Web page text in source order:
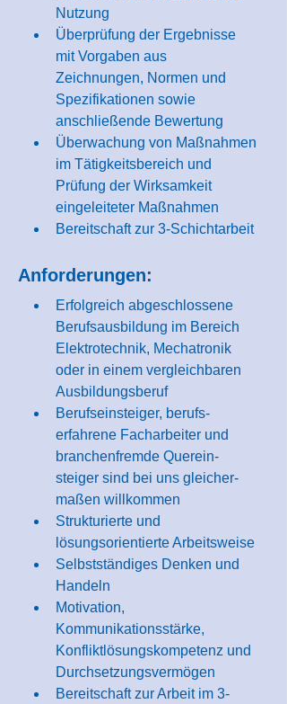
Nutzung
​Überprüfung der Ergebnisse
mit Vorgaben aus
Zeichnungen, Normen und
Spezifikationen sowie
anschließende Bewertung
​​​Überwachung von Maßnahmen
im Tätigkeitsbereich und
Prüfung der Wirksamkeit
eingeleiteter Maßnahmen
Bereitschaft zur 3-Schichtarbeit
Anforderungen:
Erfolgreich abge­schlossene
Berufs­ausbil­dung im Bereich
Elektro­technik, Mecha­tronik
oder in einem vergleich­baren
Ausbildungs­beruf
Berufseinsteiger, berufs­
erfahrene Fach­arbeiter und
branchen­fremde Querein­
steiger sind bei uns gleicher­
maßen willkommen
Strukturierte und
lösungsorientierte Arbeits­weise
Selbstständiges Denken und
Handeln
Motivation,
Kommunikationsstärke,
Konfliktlösungskompetenz und
Durchsetzungs­ver­mögen
Bereitschaft zur Arbeit im 3-